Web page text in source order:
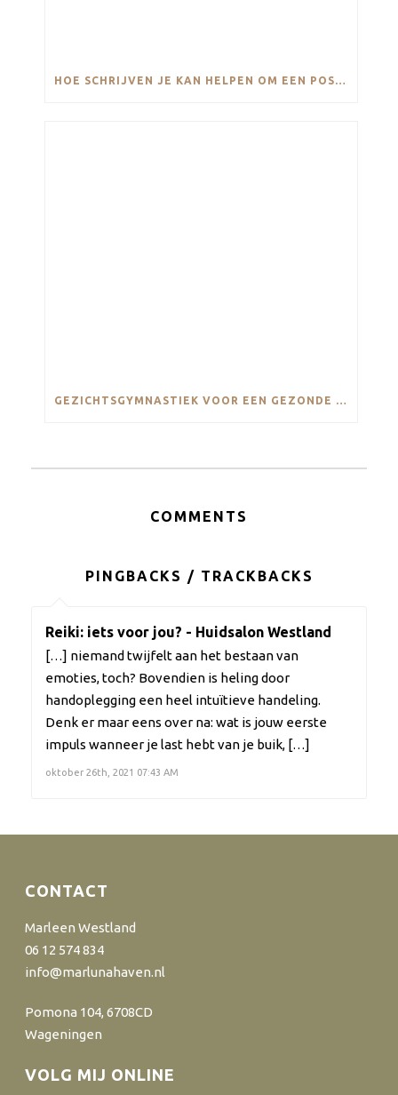
HOE SCHRIJVEN JE KAN HELPEN OM EEN POSITIEVE MINDSET TE HOUDEN
COMMENTS
PINGBACKS / TRACKBACKS
Reiki: iets voor jou? - Huidsalon Westland
[…] niemand twijfelt aan het bestaan van
emoties, toch? Bovendien is heling door
handoplegging een heel intuïtieve handeling.
Denk er maar eens over na: wat is jouw eerste
impuls wanneer je last hebt van je buik, […]
oktober 26th, 2021 07:43 AM
CONTACT
Marleen Westland
06 12 574 834
info@marlunahaven.nl
Pomona 104, 6708CD
Wageningen
VOLG MIJ ONLINE